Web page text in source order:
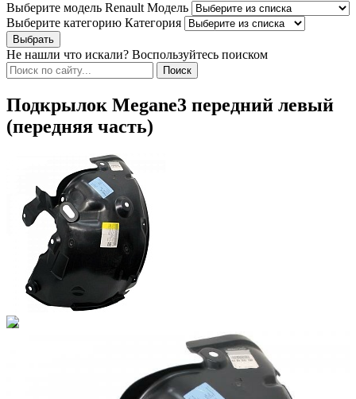
Выберите модель Renault Модель
Выберите категорию Категория
Не нашли что искали? Воспользуйтесь поиском
Подкрылок Megane3 передний левый
(передняя часть)